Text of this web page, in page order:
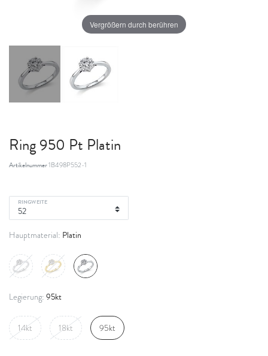
Vergrößern durch berühren
Ring 950 Pt Platin
Artikelnummer1B498P552-1
RINGWEITE
Hauptmaterial: Platin
Legierung: 95kt
14kt 18kt 95kt